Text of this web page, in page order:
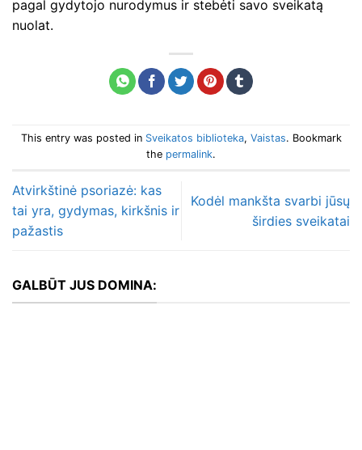
pagal gydytojo nurodymus ir stebėti savo sveikatą
nuolat.
This entry was posted in Sveikatos biblioteka, Vaistas. Bookmark
the permalink.
Atvirkštinė psoriazė: kas
tai yra, gydymas, kirkšnis ir
pažastis
Kodėl mankšta svarbi jūsų
širdies sveikatai
GALBŪT JUS DOMINA: